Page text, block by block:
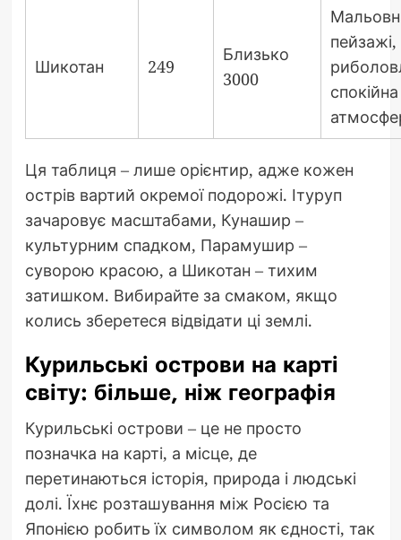
Шикотан 249
Близько
3000
пейзажі,
спокійна
Ця таблиця – лише орієнтир, адже кожен
острів вартий окремої подорожі. Ітуруп
зачаровує масштабами, Кунашир –
культурним спадком, Парамушир –
суворою красою, а Шикотан – тихим
затишком. Вибирайте за смаком, якщо
колись зберетеся відвідати ці землі.
Курильські острови на карті
світу: більше, ніж географія
Курильські острови – це не просто
позначка на карті, а місце, де
перетинаються історія, природа і людські
долі. Їхнє розташування між Росією та
Японією робить їх символом як єдності, так